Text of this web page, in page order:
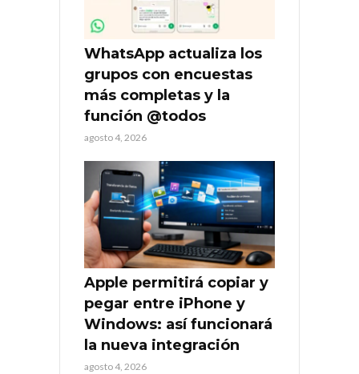
WhatsApp actualiza los
grupos con encuestas
más completas y la
función @todos
agosto 4, 2026
Apple permitirá copiar y
pegar entre iPhone y
Windows: así funcionará
la nueva integración
agosto 4, 2026